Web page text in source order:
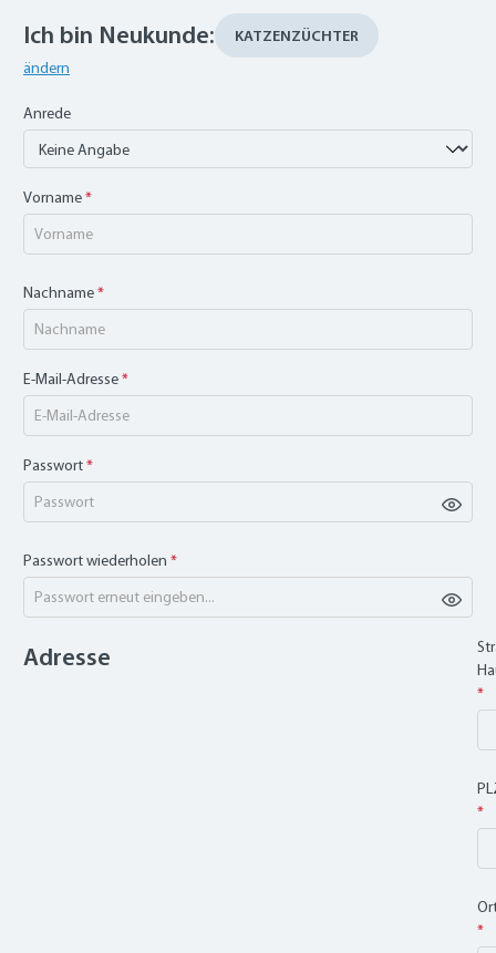
Ich bin Neukunde: KATZENZÜCHTER
ändern
Anrede
Vorname*
Nachname*
E-Mail-Adresse*
Passwort*
Passwort wiederholen *
Adresse
*
*
*